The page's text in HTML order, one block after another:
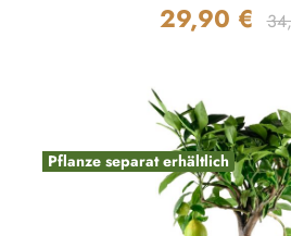
Verkaufspreis:
29,90 €
Pflanze separat erhältlich